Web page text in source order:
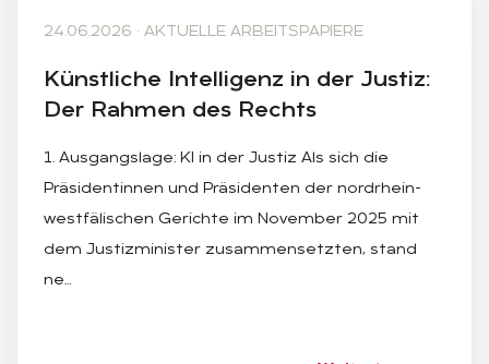
24.06.2026 · AKTUELLE ARBEITSPAPIERE
Künst­li­che In­tel­li­genz in der Jus­tiz:
Der Rah­men des Rechts
1. Ausgangslage: KI in der Justiz Als sich die
Präsidentinnen und Präsidenten der nordrhein-
westfälischen Gerichte im November 2025 mit
dem Justizminister zusammensetzten, stand
ne…